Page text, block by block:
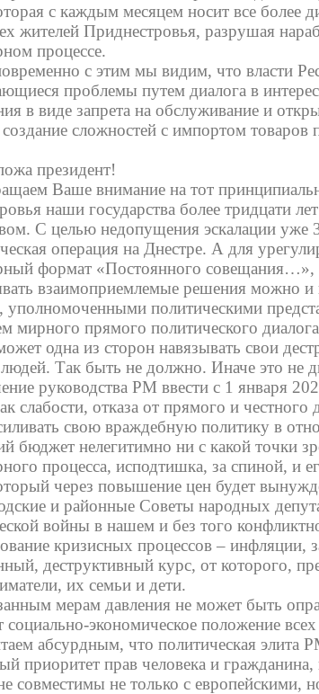
с каждым месяцем носит все
жителей Приднестровья, разрушая
процессе.
с этим мы видим, что власти
проблемы путем диалога в
в виде запрета на обслуживание и
создание сложностей с импортом
президент!
Ваше внимание на тот
наши государства более тридцати
С целью недопущения эскалации уже
операция на Днестре. А для
формат «Постоянного совещания…»,
взаимоприемлемые решения можно
политическими
мирного прямого политического
одна из сторон навязывать свои
Так быть не должно. Иначе это не
руководства РМ ввести с 1 января
слабости, отказа от прямого и
свою враждебную политику в
бюджет нелегитимно ни с какой точки
процесса, исподтишка, за спиной, и
через повышение цен будет
и районные Советы народных
войны в нашем и без того
кризисных процессов – инфляции,
деструктивный курс, от которого,
их семьи и дети.
мерам давления не может быть
экономическое положение
абсурдным, что политическая элита
приоритет прав человека и
совместимы не только с европейскими,